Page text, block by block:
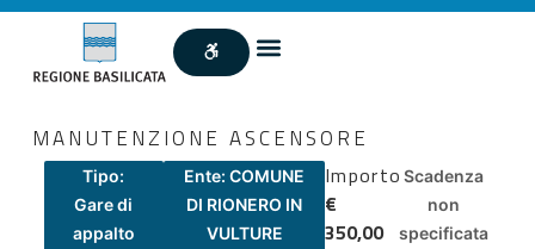
MANUTENZIONE ASCENSORE
Tipo:
Gare di
appalto
Ente: COMUNE
DI RIONERO IN
VULTURE
Importo
€
350,00
Scadenza
non
specificata